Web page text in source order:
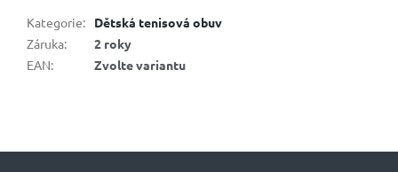
Kategorie:
Dětská tenisová obuv
Záruka:
2 roky
EAN: Zvolte variantu